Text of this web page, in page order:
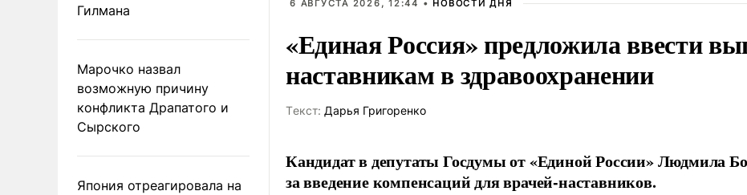
Гилмана
Марочко назвал
возможную причину
конфликта Драпатого и
Сырского
Япония отреагировала на
6 АВГУСТА 2026, 12:44 • НОВОСТИ ДНЯ
«Единая Россия» предложила ввести
наставникам в здравоохранении
Tекст: Дарья Григоренко
Кандидат в депутаты Госдумы от «Единой России» Людмила
за введение компенсаций для врачей-наставников.